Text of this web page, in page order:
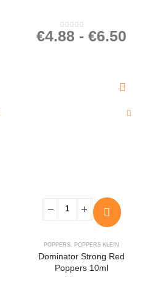
0out of 5
€4.88 - €6.50
POPPERS POPPERS KLEIN
Dominator Strong Red
Poppers 10ml